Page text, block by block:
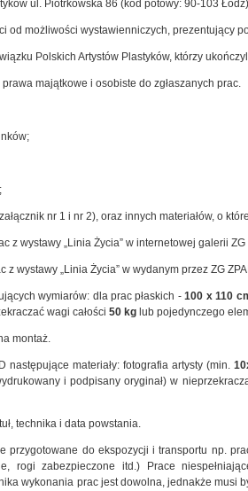
ul. Piotrkowska 86 (kod potowy: 90-103
od możliwości wystawienniczych, prezentujący
Polskich Artystów Plastyków, którzy
majątkowe i osobiste do zgłaszanych prac.
nr 1 i nr 2), oraz innych materiałów, o
z wystawy „Linia Życia” w internetowej galerii ZG
wystawy „Linia Życia” w wydanym przez ZG
wymiarów: dla prac płaskich -100 x 110
wagi całości 50 kglub pojedynczego
montaż.
następujące materiały: fotografia artysty (min.
i podpisany oryginał) w
technika i data powstania.
przygotowane do ekspozycji i transportu np.
rogi zabezpieczone itd.) Prace
wykonania prac jest dowolna, jednakże musi